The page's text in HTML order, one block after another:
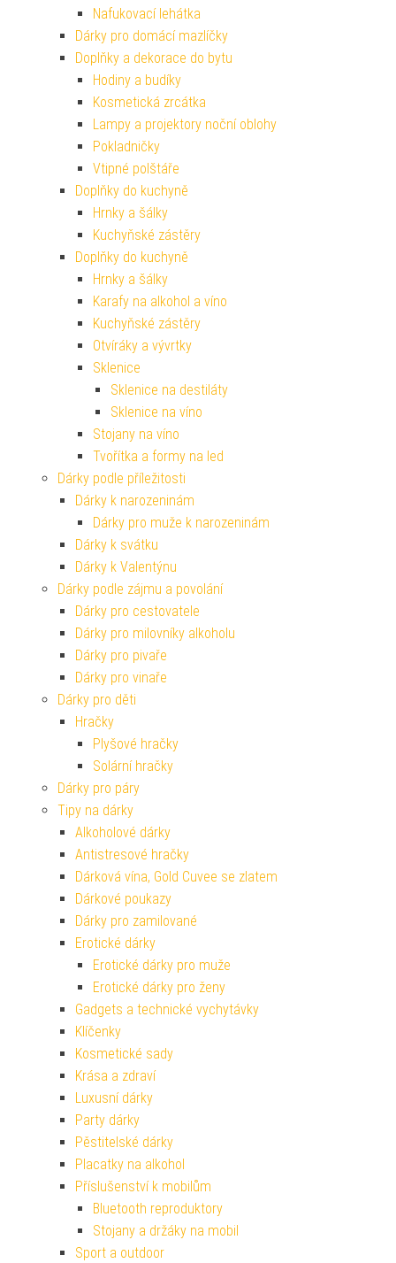
Nafukovací lehátka
Dárky pro domácí mazlíčky
Doplňky a dekorace do bytu
Hodiny a budíky
Kosmetická zrcátka
Lampy a projektory noční oblohy
Pokladničky
Vtipné polštáře
Doplňky do kuchyně
Hrnky a šálky
Kuchyňské zástěry
Doplňky do kuchyně
Hrnky a šálky
Karafy na alkohol a víno
Kuchyňské zástěry
Otvíráky a vývrtky
Sklenice
Sklenice na destiláty
Sklenice na víno
Stojany na víno
Tvořítka a formy na led
Dárky podle příležitosti
Dárky k narozeninám
Dárky pro muže k narozeninám
Dárky k svátku
Dárky k Valentýnu
Dárky podle zájmu a povolání
Dárky pro cestovatele
Dárky pro milovníky alkoholu
Dárky pro pivaře
Dárky pro vinaře
Dárky pro děti
Hračky
Plyšové hračky
Solární hračky
Dárky pro páry
Tipy na dárky
Alkoholové dárky
Antistresové hračky
Dárková vína, Gold Cuvee se zlatem
Dárkové poukazy
Dárky pro zamilované
Erotické dárky
Erotické dárky pro muže
Erotické dárky pro ženy
Gadgets a technické vychytávky
Klíčenky
Kosmetické sady
Krása a zdraví
Luxusní dárky
Party dárky
Pěstitelské dárky
Placatky na alkohol
Příslušenství k mobilům
Bluetooth reproduktory
Stojany a držáky na mobil
Sport a outdoor